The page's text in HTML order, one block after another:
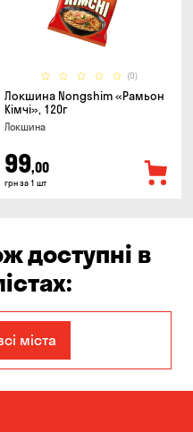
(0)
Локшина Nongshim «Рамьон
Кімчі», 120г
Локшина
99,00
грн за 1 шт
доступні в
Бабурка
міста